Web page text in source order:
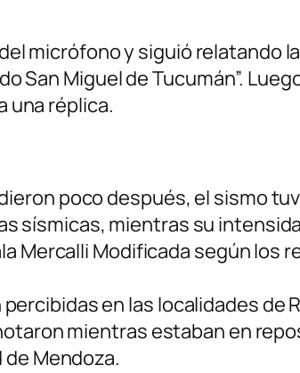
micrófono y siguió relatando
San Miguel de Tucumán”.
una réplica.
poco después, el sismo
sísmicas, mientras su
Mercalli Modificada según
en las localidades de
mientras estaban en
Mendoza.